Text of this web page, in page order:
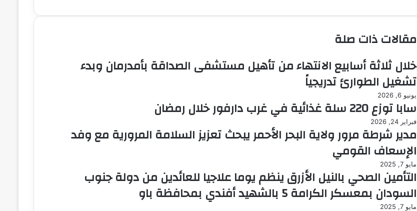
ل
ر
د
ا
إ
ك
ت
ر
و
ي
مقالات ذات صلة
خلال ثلاثة أسابيع الانتهاء من تأهيل مستشفى الصداقة بأمدرمان وبدء
تشغيل الطوارئ تدريجياً
يونيو 6, 2026
سابا توزع 220 سلة غذائية في غرب دارفور خلال رمضان
فبراير 24, 2026
مدير شرطة مرور ولاية البحر الأحمر يبحث تعزيز السلامة المرورية مع وفد
الإسعاف القومي
مايو 7, 2025
التأمين الصحي بالنيل الأزرق ينظم يوما علاجيا للعائدين من دولة جنوب
السودان بمعسكر الكرامة 5 بالشهيد أفندي بمحافظة باو
مايو 7, 2025